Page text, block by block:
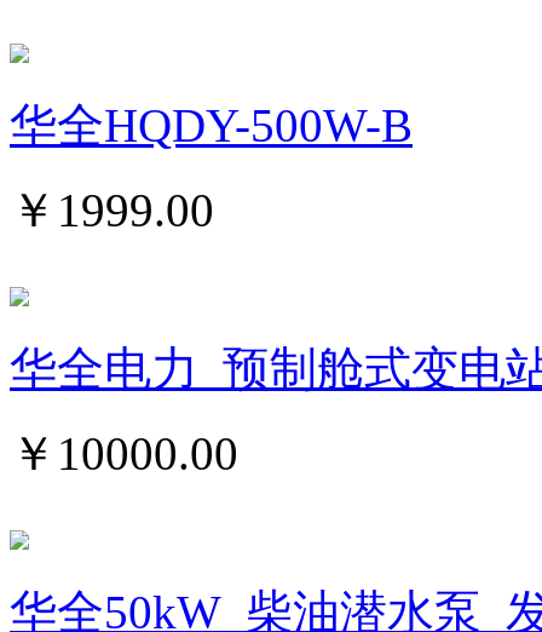
华全HQDY-500W-B
￥ 1999.00
华全电力_预制舱式变电
￥ 10000.00
华全50kW_柴油潜水泵_